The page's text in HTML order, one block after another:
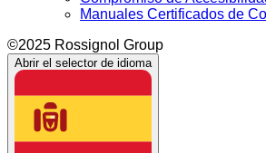
Manuales Certificados de
©2025 Rossignol Group
Abrir el selector de idioma